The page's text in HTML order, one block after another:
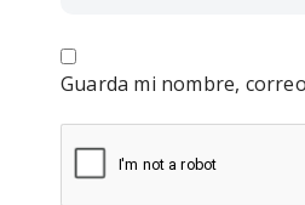
Guarda mi nombre,